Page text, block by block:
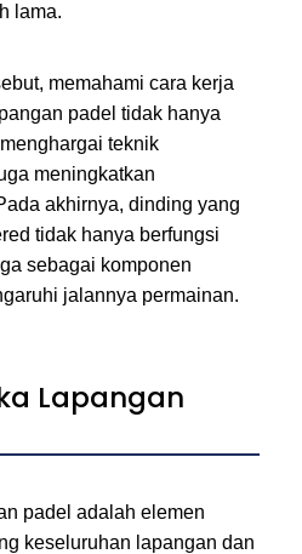
lama.
memahami cara kerja
padel tidak hanya
teknik
meningkatkan
akhirnya, dinding yang
tidak hanya berfungsi
sebagai komponen
jalannya permainan.
Lapangan
padel adalah elemen
keseluruhan lapangan dan